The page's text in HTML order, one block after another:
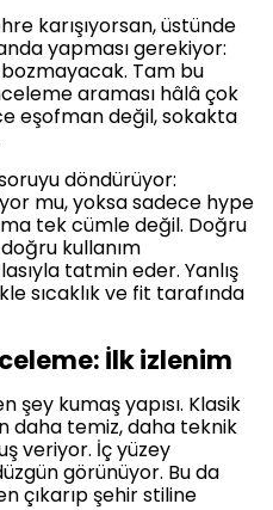
karışıyorsan, üstünde
yapması gerekiyor:
Tam bu
araması hâlâ çok
eşofman değil, sokakta
döndürüyor:
mu, yoksa sadece hype
tek cümle değil. Doğru
kullanım
tatmin eder. Yanlış
sıcaklık ve fit tarafında
İlk izlenim
şey kumaş yapısı. Klasik
daha temiz, daha teknik
veriyor. İç yüzey
görünüyor. Bu da
çıkarıp şehir stiline